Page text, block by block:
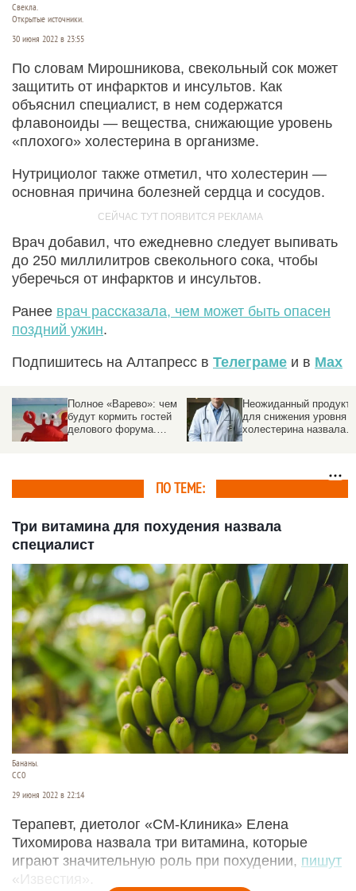
Свекла.
Открытые источники.
30 июня 2022 в 23:55
По словам Мирошникова, свекольный сок может
защитить от инфарктов и инсультов. Как
объяснил специалист, в нем содержатся
флавоноиды — вещества, снижающие уровень
«плохого» холестерина в организме.
Нутрициолог также отметил, что холестерин —
основная причина болезней сердца и сосудов.
Врач добавил, что ежедневно следует выпивать
до 250 миллилитров свекольного сока, чтобы
уберечься от инфарктов и инсультов.
Ранее врач рассказала, чем может быть опасен
поздний ужин.
Подпишитесь на Алтапресс в Телеграме и в Max
Полное «Варево»: чем
будут кормить гостей
делового форума.
Неожиданный продукт
для снижения уровня
холестерина назвала
ПО ТЕМЕ:
Три витамина для похудения назвала
специалист
Бананы.
CC0
29 июня 2022 в 22:14
Терапевт, диетолог «СМ-Клиника» Елена
Тихомирова назвала три витамина, которые
играют значительную роль при похудении, пишут
«Известия».